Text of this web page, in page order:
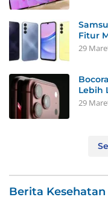
Fitur
29
Lebih
29
Berita Kesehatan